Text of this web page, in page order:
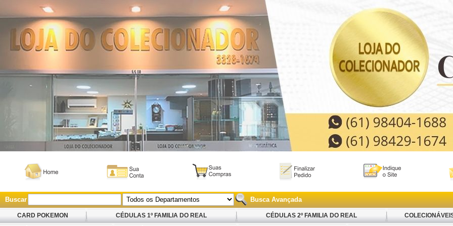
Buscar Busca Avançada
CARD POKEMON CÉDULAS 1º FAMILIA DO REAL CÉDULAS 2º FAMILIA DO REAL